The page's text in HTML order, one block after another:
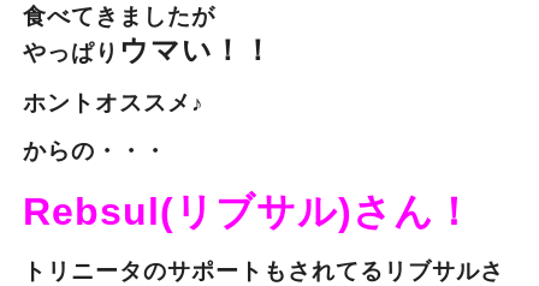
食べてきましたが
やっぱり ウマい！！
ホントオススメ♪
からの・・・
Rebsul(リブサル)さん！
トリニータのサポートもされてるリブサルさ